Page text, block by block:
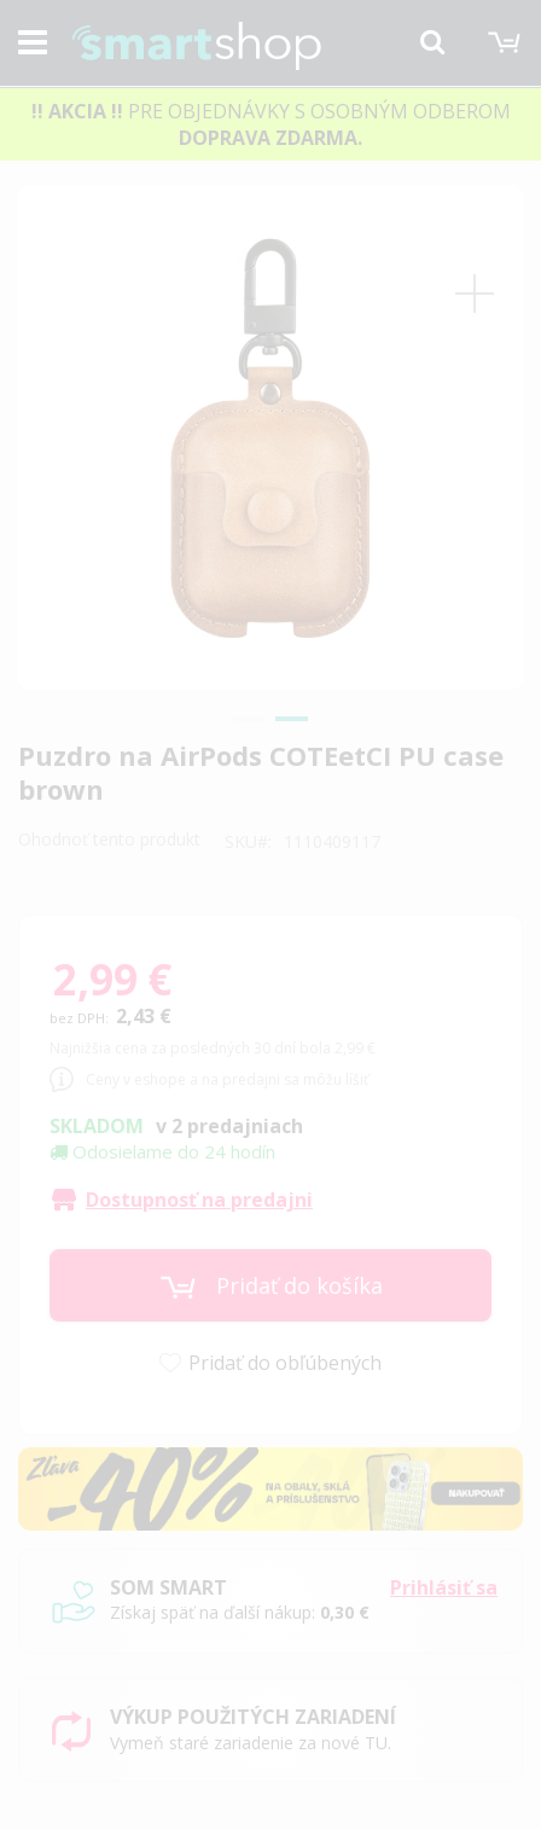
Hľadať
!! AKCIA !! PRE OBJEDNÁVKY S OSOBNÝM ODBEROM
DOPRAVA ZDARMA.
Puzdro na AirPods COTEetCI PU case
brown
2,99 €
2,43 €
SKLADOM v 2 predajniach
Odosielame do 24 hodín
Dostupnosť na predajni
Pridať do košíka
Pridať do obľúbených
Prihlásiť sa
SOM SMART
Získaj späť na ďalší nákup: 0,30 €
VÝKUP POUŽITÝCH ZARIADENÍ
Vymeň staré zariadenie za nové TU.
Preskočiť
na
začiatok